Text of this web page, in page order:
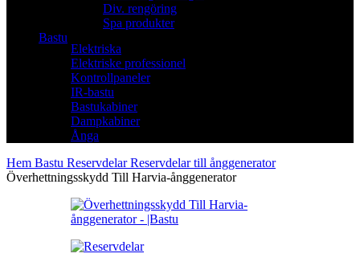
Div. rengöring
Spa produkter
Bastu
Elektriska
Elektriske professionel
Kontrollpaneler
IR-bastu
Bastukabiner
Dampkabiner
Ånga
Hem Bastu ReservdelarReservdelar till ånggenerator
Överhettningsskydd Till Harvia-ånggenerator